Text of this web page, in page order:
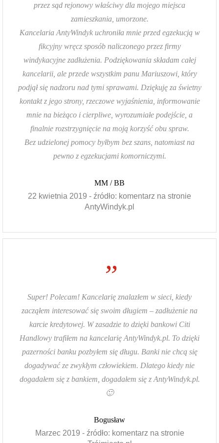
przez sąd rejonowy właściwy dla mojego miejsca
zamieszkania, umorzone.
Kancelaria AntyWindyk uchroniła mnie przed egzekucją w
fikcyjny wręcz sposób naliczonego przez firmy
windykacyjne zadłużenia. Podziękowania składam całej
kancelarii, ale przede wszystkim panu Mariuszowi, który
podjął się nadzoru nad tymi sprawami. Dziękuję za świetny
kontakt z jego strony, rzeczowe wyjaśnienia, informowanie
mnie na bieżąco i cierpliwe, wyrozumiałe podejście, a
finalnie rozstrzygnięcie na moją korzyść obu spraw.
Bez udzielonej pomocy byłbym bez szans, natomiast na
pewno z egzekucjami komorniczymi.
MM / BB
22 kwietnia 2019 - źródło: komentarz na stronie
AntyWindyk.pl
”
Super! Polecam! Kancelarię znalazłem w sieci, kiedy
zacząłem interesować się swoim długiem – zadłużenie na
karcie kredytowej. W zasadzie to dzięki bankowi Citi
Handlowy trafiłem na kancelarię AntyWindyk.pl. To dzięki
pazerności banku pozbyłem się długu. Banki nie chcą się
dogadywać ze zwykłym człowiekiem. Dlatego kiedy nie
dogadałem się z bankiem, dogadałem się z AntyWindyk.pl.
🙂
Bogusław
Marzec 2019 - źródło: komentarz na stronie